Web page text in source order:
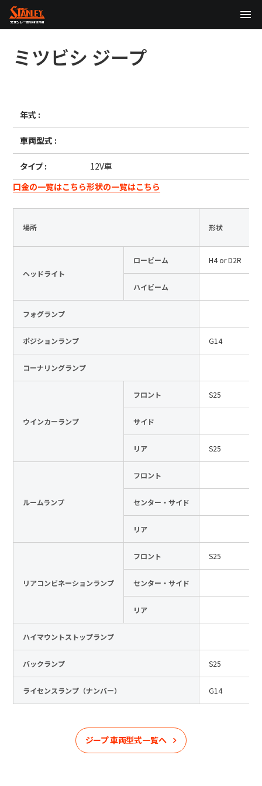
日本語 English 中文
製品検索
全て
VFHY1104P、LLF0111A、ULR4B、SL035
企業情報
テクノロジー
サステナビリティ
株主・投資家情報
ニュース
ミツビシ ジープ
年式 :
車両型式 :
タイプ :
12V車
口金の一覧はこちら形状の一覧はこちら
場所 形状
ヘッドライト
ロービーム H4 or D2R
ハイビーム
フォグランプ
ポジションランプ G14
コーナリングランプ
ウインカーランプ
フロント S25
サイド
リア S25
ルームランプ
フロント
センター・サイド
リア
リアコンビネーションランプ
フロント S25
センター・サイド
リア
ハイマウントストップランプ
バックランプ S25
ライセンスランプ（ナンバー） G14
ジープ車両型式一覧へ